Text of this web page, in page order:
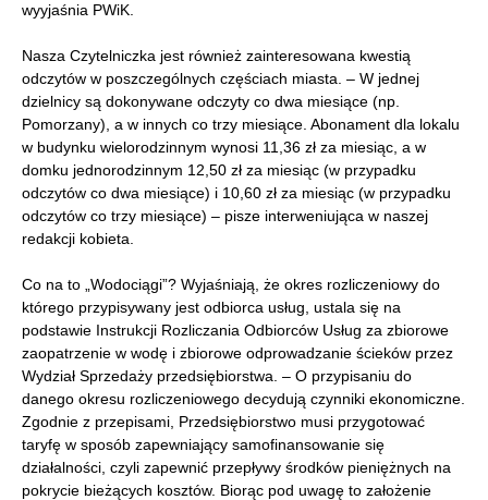
wyyjaśnia PWiK.
Nasza Czytelniczka jest również zainteresowana kwestią
odczytów w poszczególnych częściach miasta. – W jednej
dzielnicy są dokonywane odczyty co dwa miesiące (np.
Pomorzany), a w innych co trzy miesiące. Abonament dla lokalu
w budynku wielorodzinnym wynosi 11,36 zł za miesiąc, a w
domku jednorodzinnym 12,50 zł za miesiąc (w przypadku
odczytów co dwa miesiące) i 10,60 zł za miesiąc (w przypadku
odczytów co trzy miesiące) – pisze interweniująca w naszej
redakcji kobieta.
Co na to „Wodociągi”? Wyjaśniają, że okres rozliczeniowy do
którego przypisywany jest odbiorca usług, ustala się na
podstawie Instrukcji Rozliczania Odbiorców Usług za zbiorowe
zaopatrzenie w wodę i zbiorowe odprowadzanie ścieków przez
Wydział Sprzedaży przedsiębiorstwa. – O przypisaniu do
danego okresu rozliczeniowego decydują czynniki ekonomiczne.
Zgodnie z przepisami, Przedsiębiorstwo musi przygotować
taryfę w sposób zapewniający samofinansowanie się
działalności, czyli zapewnić przepływy środków pieniężnych na
pokrycie bieżących kosztów. Biorąc pod uwagę to założenie